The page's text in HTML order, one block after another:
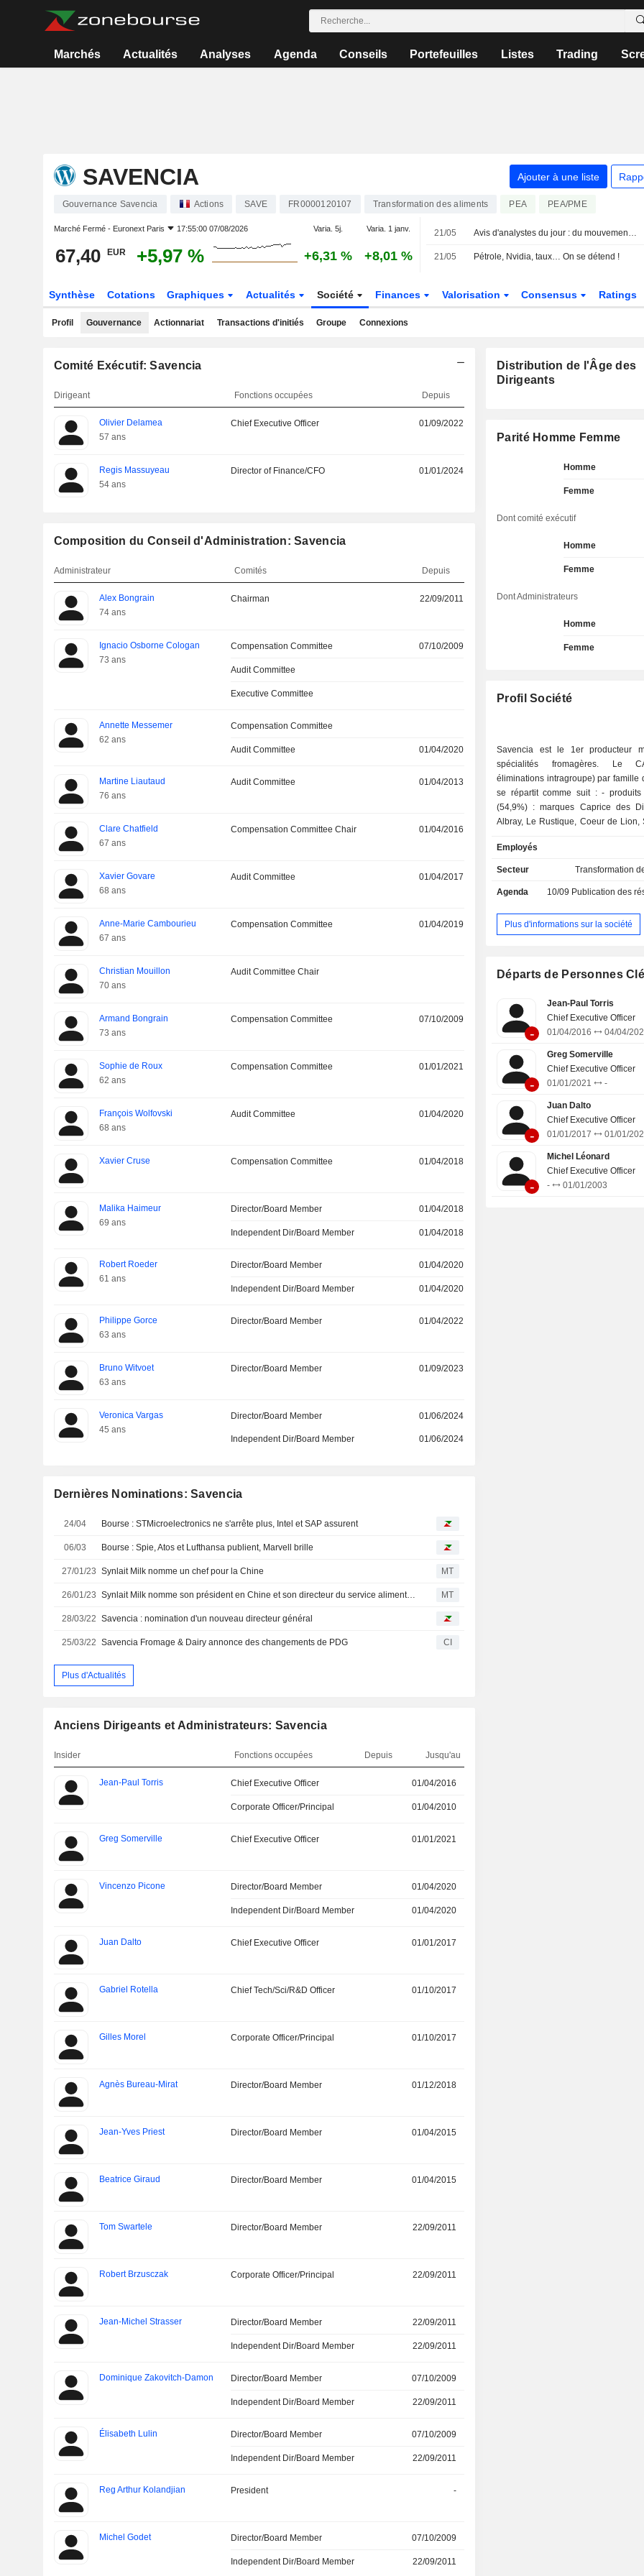
Marchés Actualités Analyses Agenda Conseils Portefeuilles Listes Trading
SAVENCIA Ajouter à une liste
Gouvernance Savencia Actions SAVE FR0000120107 Transformation des aliments PEA PEA/PME
Marché Fermé - Euronext Paris 17:55:00 07/08/2026 Varia. 5j. Varia. 1 janv.
67,40 EUR +5,97 % +6,31 % +8,01 %
21/05 Avis d'analystes du jour : du mouvement sur Eiffage, Stellantis, Alfen et Ferretti
21/05 Pétrole, Nvidia, taux… On se détend !
Synthèse Cotations Graphiques Actualités Société Finances Valorisation Consensus Ratings
Profil Gouvernance Actionnariat Transactions d'initiés Groupe Connexions
Comité Exécutif: Savencia
Dirigeant Fonctions occupées Depuis
Olivier Delamea
57 ans
Chief Executive Officer 01/09/2022
Regis Massuyeau
54 ans
Director of Finance/CFO 01/01/2024
Composition du Conseil d'Administration: Savencia
Administrateur Comités Depuis
Alex Bongrain
74 ans
Chairman 22/09/2011
Ignacio Osborne Cologan
73 ans
Compensation Committee 07/10/2009
Audit Committee
Executive Committee
Annette Messemer
62 ans
Compensation Committee
Audit Committee 01/04/2020
Martine Liautaud
76 ans
Audit Committee 01/04/2013
Clare Chatfield
67 ans
Compensation Committee Chair 01/04/2016
Xavier Govare
68 ans
Audit Committee 01/04/2017
Anne-Marie Cambourieu
67 ans
Compensation Committee 01/04/2019
Christian Mouillon
70 ans
Audit Committee Chair
Armand Bongrain
73 ans
Compensation Committee 07/10/2009
Sophie de Roux
62 ans
Compensation Committee 01/01/2021
François Wolfovski
68 ans
Audit Committee 01/04/2020
Xavier Cruse Compensation Committee 01/04/2018
Malika Haimeur
69 ans
Director/Board Member 01/04/2018
Independent Dir/Board Member 01/04/2018
Robert Roeder
61 ans
Director/Board Member 01/04/2020
Independent Dir/Board Member 01/04/2020
Philippe Gorce
63 ans
Director/Board Member 01/04/2022
Bruno Witvoet
63 ans
Director/Board Member 01/09/2023
Veronica Vargas
45 ans
Director/Board Member 01/06/2024
Independent Dir/Board Member 01/06/2024
Dernières Nominations: Savencia
24/04 Bourse : STMicroelectronics ne s'arrête plus, Intel et SAP assurent
06/03 Bourse : Spie, Atos et Lufthansa publient, Marvell brille
27/01/23 Synlait Milk nomme un chef pour la Chine MT
26/01/23 Synlait Milk nomme son président en Chine et son directeur du service alimentaire MT
28/03/22 Savencia : nomination d'un nouveau directeur général
25/03/22 Savencia Fromage & Dairy annonce des changements de PDG CI
Plus d'Actualités
Anciens Dirigeants et Administrateurs: Savencia
Insider Fonctions occupées Depuis Jusqu'au
Jean-Paul Torris Chief Executive Officer 01/04/2016
Corporate Officer/Principal 01/04/2010
Greg Somerville Chief Executive Officer 01/01/2021
Vincenzo Picone Director/Board Member 01/04/2020
Independent Dir/Board Member 01/04/2020
Juan Dalto Chief Executive Officer 01/01/2017
Gabriel Rotella Chief Tech/Sci/R&D Officer 01/10/2017
Gilles Morel Corporate Officer/Principal 01/10/2017
Agnès Bureau-Mirat Director/Board Member 01/12/2018
Jean-Yves Priest Director/Board Member 01/04/2015
Beatrice Giraud Director/Board Member 01/04/2015
Tom Swartele Director/Board Member 22/09/2011
Robert Brzusczak Corporate Officer/Principal 22/09/2011
Jean-Michel Strasser Director/Board Member 22/09/2011
Independent Dir/Board Member 22/09/2011
Dominique Zakovitch-Damon Director/Board Member 07/10/2009
Independent Dir/Board Member 22/09/2011
Élisabeth Lulin Director/Board Member 07/10/2009
Independent Dir/Board Member 22/09/2011
Reg Arthur Kolandjian President -
Michel Godet Director/Board Member 07/10/2009
Independent Dir/Board Member 22/09/2011
Distribution de l'Âge des
Dirigeants
Parité Homme Femme
Homme
Femme
Dont comité exécutif
Homme
Femme
Dont Administrateurs
Homme
Femme
Profil Société
Savencia est le 1er producteur
spécialités fromagères. Le
éliminations intragroupe) par famille
se répartit comme suit : - produits fromagers
(54,9%) : marques Caprice des
Albray, Le Rustique, Coeur de Lion,
RichesMonts, Chavroux, Saint-Loup,
Saint Albray, Fol Epi, etc. ; - produits laitiers
techniques et protéines laitières
diététique et de la santé, aliments
de bétail) et de grande
autres (0,5%). La répartition géographique du
(35,9%) et autres (32,4%).
Employés
Secteur Transformation
Agenda 10/09 Publication des résultats
Plus d'informations sur la société
Départs de Personnes
-
Jean-Paul Torris
Chief Executive Officer
01/04/2016
04/04/
-
Greg Somerville
Chief Executive Officer
01/01/2021
-
-
Juan Dalto
Chief Executive Officer
01/01/2017
01/01/
-
Michel Léonard
Chief Executive Officer
-
01/01/2003